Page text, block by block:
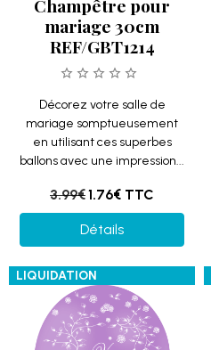
Champêtre pour
mariage 30cm
REF/GBT1214
Décorez votre salle de
mariage somptueusement
en utilisant ces superbes
ballons avec une impression...
3.99€1.76€ TTC
Détails
LIQUIDATION